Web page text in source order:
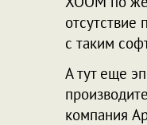
с таким
А тут еще
компания